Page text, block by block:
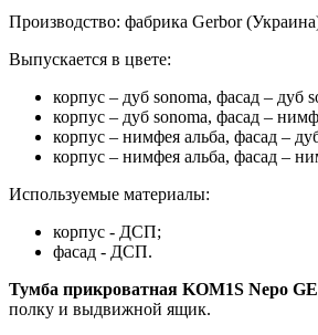
Производство: фабрика Gerbor
Выпускается в цвете:
корпус – дуб sonoma, фасад – дуб
корпус – дуб sonoma, фасад –
корпус – нимфея альба, фасад –
корпус – нимфея альба, фасад –
Используемые материалы:
корпус - ДСП;
фасад - ДСП.
Тумба прикроватная KOM1S Nepo
полку и выдвижной ящик.